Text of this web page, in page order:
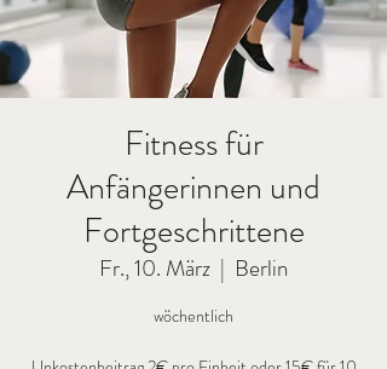
Fitness für
Anfängerinnen und
Fortgeschrittene
Fr., 10. März
  |
Berlin
wöchentlich